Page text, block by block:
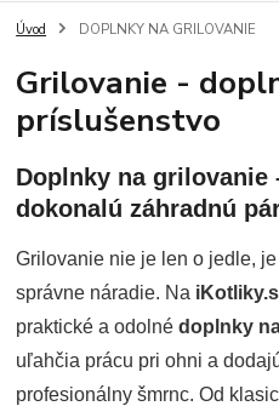
Úvod DOPLNKY NA GRILOVANIE
Grilovanie -
príslušenstvo
Doplnky na grilovanie
dokonalú záhradnú
Grilovanie nie je len o jedle,
správne náradie. Na
praktické a odolnédoplnky
uľahčia prácu pri ohni a
profesionálny šmrnc. Od